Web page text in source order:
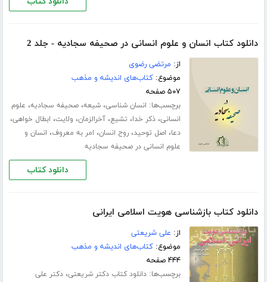
دانلود کتاب انسان و علوم انسانی در صحیفه سجادیه - جلد 2
از: مرتضی رضوی
موضوع:کتاب‌های اندیشه و مذهب
۵۰۷ صفحه
برچسب‌ها: انسان شناسی،شیعه،صحیفه سجادیه، علوم
انسانی،ذکر خدا، تشیع،آخرالزمان، ولایت، ابطال خواهی،
دعا، اصل توحید،روح انسان، امر به معروف، انسان و
علوم انسانی در صحیفه سجادیه
دانلود کتاب
دانلود کتاب بازشناسی هویت اسلامی ایرانی
از: علی شریعتی
موضوع:کتاب‌های اندیشه و مذهب
۴۴۴ صفحه
برچسب‌ها:دانلود کتاب دکتر شریعتی،دکتر علی